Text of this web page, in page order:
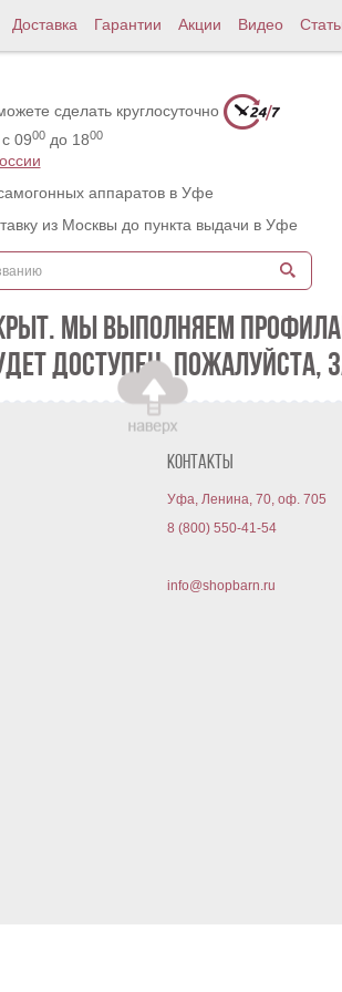
Доставка Гарантии Акции Видео
сделать круглосуточно
0900до 1800
аппаратов в Уфе
из Москвы до пункта выдачи в Уфе
МЫ ВЫПОЛНЯЕМ
ДОСТУПЕН. ПОЖАЛУЙСТА,
Контакты
Уфа, Ленина, 70, оф. 705
8 (800) 550-41-54
info@shopbarn.ru